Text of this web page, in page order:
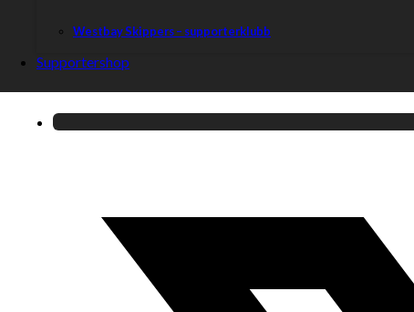
Westbay Skippers – supporterklubb
Supportershop